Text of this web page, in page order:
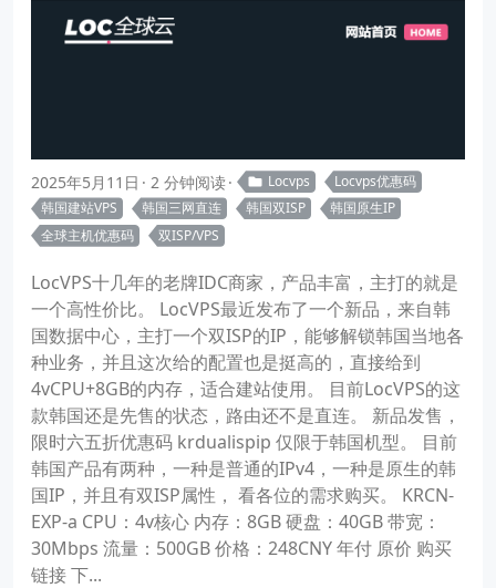
2025年5月11日 2 分钟阅读 Locvps
Locvps优惠码
韩国建站VPS
韩国三网直连 韩国双ISP
韩国原生IP
全球主机优惠码
双ISP/VPS
LocVPS十几年的老牌IDC商家，产品丰富，主打的就是
一个高性价比。 LocVPS最近发布了一个新品，来自韩
国数据中心，主打一个双ISP的IP，能够解锁韩国当地各
种业务，并且这次给的配置也是挺高的，直接给到
4vCPU+8GB的内存，适合建站使用。 目前LocVPS的这
款韩国还是先售的状态，路由还不是直连。 新品发售，
限时六五折优惠码 krdualispip 仅限于韩国机型。 目前
韩国产品有两种，一种是普通的IPv4，一种是原生的韩
国IP，并且有双ISP属性， 看各位的需求购买。 KRCN-
EXP-a CPU：4v核心 内存：8GB 硬盘：40GB 带宽：
30Mbps 流量：500GB 价格：248CNY 年付 原价 购买
链接 下...